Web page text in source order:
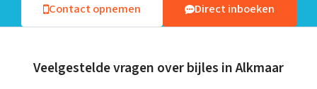
Contact opnemen Direct inboeken
Veelgestelde vragen over bijles in Alkmaar